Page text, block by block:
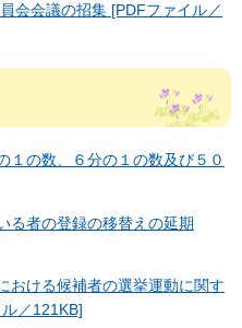
会会議の招集 [PDFファイル／
１の数、６分の１の数及び５０
る者の登録の移替えの延期
おける候補者の選挙運動に関す
／121KB]